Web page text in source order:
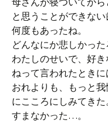
と思うことができな
何度もあったね。
どんなにか悲しかった
わたしのせいで、好
ねって言われたときに
おれよりも、もっと
にこころにしみてきた
すまなかった…。